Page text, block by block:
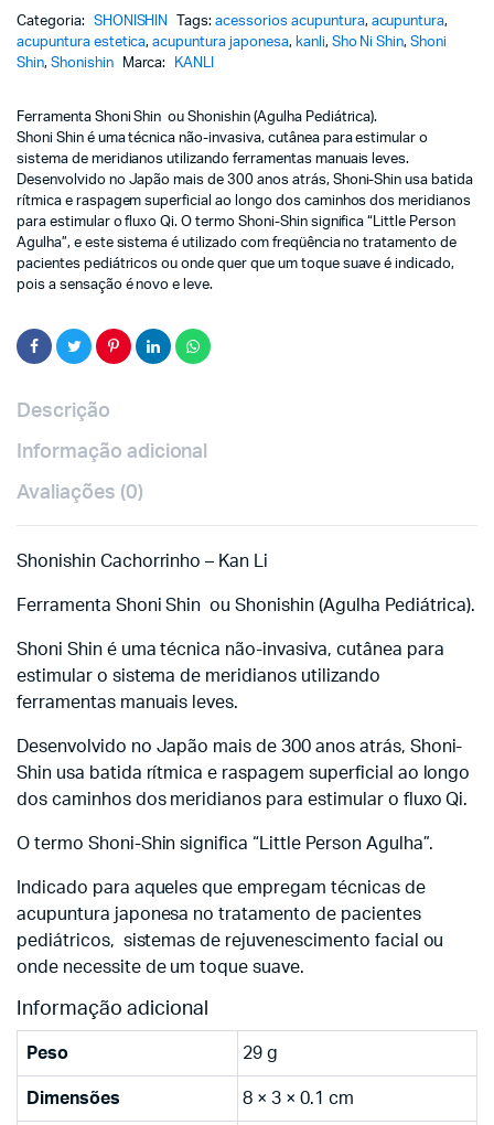
Categoria: SHONISHIN Tags:acessorios acupuntura, acupuntura,
acupuntura estetica,acupuntura japonesa, kanli, Sho Ni Shin,Shoni
Shin, Shonishin Marca: KANLI
Ferramenta Shoni Shin ou Shonishin (Agulha Pediátrica).
Shoni Shin é uma técnica não-invasiva, cutânea para estimular o
sistema de meridianos utilizando ferramentas manuais leves.
Desenvolvido no Japão mais de 300 anos atrás, Shoni-Shin usa batida
rítmica e raspagem superficial ao longo dos caminhos dos meridianos
para estimular o fluxo Qi. O termo Shoni-Shin significa “Little Person
Agulha”, e este sistema é utilizado com freqüência no tratamento de
pacientes pediátricos ou onde quer que um toque suave é indicado,
pois a sensação é novo e leve.
Descrição
Informação adicional
Avaliações (0)
Shonishin Cachorrinho – Kan Li
Ferramenta Shoni Shin ou Shonishin (Agulha Pediátrica).
Shoni Shin é uma técnica não-invasiva, cutânea para
estimular o sistema de meridianos utilizando
ferramentas manuais leves.
Desenvolvido no Japão mais de 300 anos atrás, Shoni-
Shin usa batida rítmica e raspagem superficial ao longo
dos caminhos dos meridianos para estimular o fluxo Qi.
O termo Shoni-Shin significa “Little Person Agulha”.
Indicado para aqueles que empregam técnicas de
acupuntura japonesa no tratamento de pacientes
pediátricos, sistemas de rejuvenescimento facial ou
onde necessite de um toque suave.
Informação adicional
Peso 29 g
Dimensões 8 × 3 × 0.1 cm